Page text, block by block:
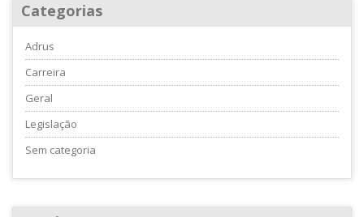
Categorias
Adrus
Carreira
Geral
Legislação
Sem categoria